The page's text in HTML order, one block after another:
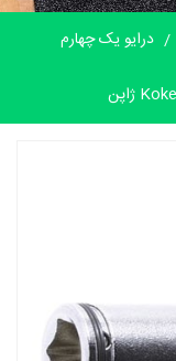
درایو یک چهارم